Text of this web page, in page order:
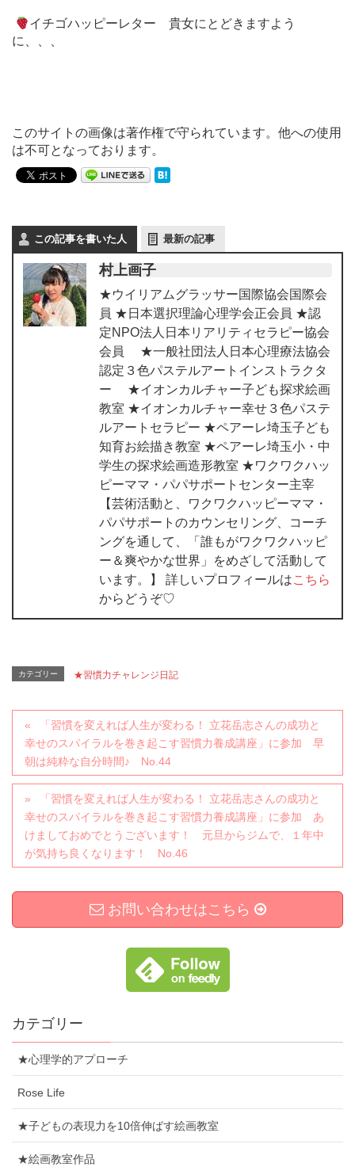
イチゴハッピーレター 貴女にとどきますよう
に、、、
このサイトの画像は著作権で守られています。他への使用
は不可となっております。
この記事を書いた人 最新の記事
村上画子
★ウイリアムグラッサー国際協会国際会
員 ★日本選択理論心理学会正会員 ★認
定NPO法人日本リアリティセラピー協会
会員 ★一般社団法人日本心理療法協会
認定３色パステルアートインストラクタ
ー ★イオンカルチャー子ども探求絵画
教室 ★イオンカルチャー幸せ３色パステ
ルアートセラピー ★ペアーレ埼玉子ども
知育お絵描き教室 ★ペアーレ埼玉小・中
学生の探求絵画造形教室 ★ワクワクハッ
ピーママ・パパサポートセンター主宰
【芸術活動と、ワクワクハッピーママ・
パパサポートのカウンセリング、コーチ
ングを通して、「誰もがワクワクハッピ
ー＆爽やかな世界」をめざして活動して
います。】 詳しいプロフィールはこちら
からどうぞ♡
カテゴリー ★習慣力チャレンジ日記
「習慣を変えれば人生が変わる！ 立花岳志さんの成功と
幸せのスパイラルを巻き起こす習慣力養成講座」に参加 早
朝は純粋な自分時間♪ No.44
「習慣を変えれば人生が変わる！ 立花岳志さんの成功と
幸せのスパイラルを巻き起こす習慣力養成講座」に参加 あ
けましておめでとうございます！ 元旦からジムで、１年中
が気持ち良くなります！ No.46
お問い合わせはこちら
カテゴリー
★心理学的アプローチ
Rose Life
★子どもの表現力を10倍伸ばす絵画教室
★絵画教室作品